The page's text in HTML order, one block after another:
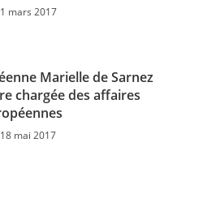
1 mars 2017
Marielle de Sarnez
chargée des affaires
18 mai 2017